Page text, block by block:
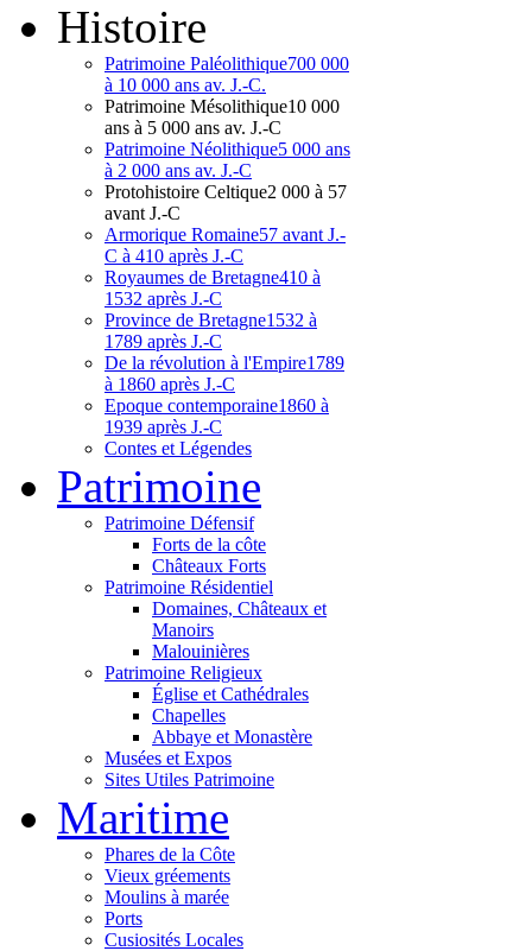
Histoire
Patrimoine Paléolithique700 000
à 10 000 ans av. J.-C.
Patrimoine Mésolithique10 000
ans à 5 000 ans av. J.-C
Patrimoine Néolithique5 000 ans
à 2 000 ans av. J.-C
Protohistoire Celtique2 000 à 57
avant J.-C
Armorique Romaine57 avant J.-
C à 410 après J.-C
Royaumes de Bretagne410 à
1532 après J.-C
Province de Bretagne1532 à
1789 après J.-C
De la révolution à l'Empire1789
à 1860 après J.-C
Epoque contemporaine1860 à
1939 après J.-C
Contes et Légendes
Patrimoine
Patrimoine Défensif
Forts de la côte
Châteaux Forts
Patrimoine Résidentiel
Domaines, Châteaux et
Manoirs
Malouinières
Patrimoine Religieux
Église et Cathédrales
Chapelles
Abbaye et Monastère
Musées et Expos
Sites Utiles Patrimoine
Maritime
Phares de la Côte
Vieux gréements
Moulins à marée
Ports
Cusiosités Locales